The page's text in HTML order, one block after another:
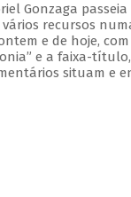
Gonzaga passeia
recursos
e de hoje,
e a faixa-título,
situam e